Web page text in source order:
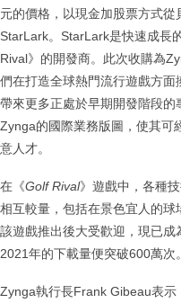
元的價格，以現金加股票方式
StarLark。StarLark是快速成長
Rival》的開發商。此次收購為
們在打造全球熱門流行遊戲方
帶來更多正處於早期開發階段
Zynga的國際業務版圖，使其可
意人才。
在《Golf Rival》遊戲中，各種
相互較量，包括在景色宜人的球
該遊戲推出後大受歡迎，現已
2021年的下載量便突破600萬次。
Zynga執行長Frank Gibeau表示